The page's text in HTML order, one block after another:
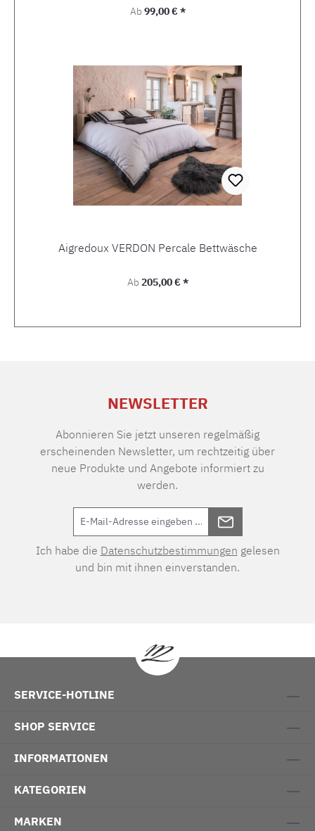
Regulärer Preis:
Ab99,00 € *
Aigredoux VERDON Percale Bettwäsche
Regulärer Preis:
Ab205,00 € *
NEWSLETTER
Abonnieren Sie jetzt unseren regelmäßig
erscheinenden Newsletter, um rechtzeitig über
neue Produkte und Angebote informiert zu
werden.
Ich habe die Datenschutzbestimmungen gelesen
und bin mit ihnen einverstanden.
SERVICE-HOTLINE
SHOP SERVICE
INFORMATIONEN
KATEGORIEN
MARKEN